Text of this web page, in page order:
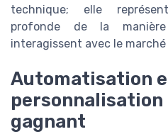
technique; elle
profonde de la
interagissent avec le
Automatisation
personnalisation
gagnant